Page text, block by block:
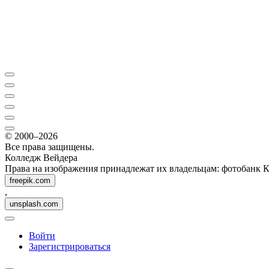
© 2000–2026
Все права защищены.
Колледж Вейдера
Права на изображения принадлежат их владельцам: фотобанк
freepik.com
,
unsplash.com
Войти
Зарегистрироваться